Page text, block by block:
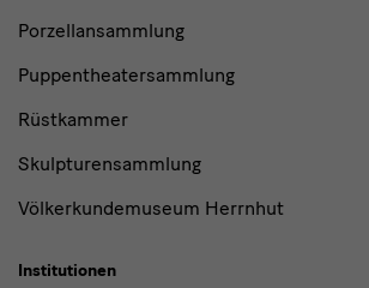
Porzellansammlung
Puppentheatersammlung
Rüstkammer
Skulpturensammlung
Völkerkundemuseum Herrnhut
Institutionen